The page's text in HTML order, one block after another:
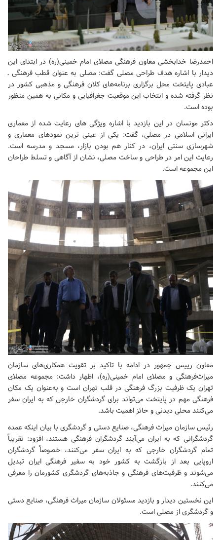
احمدرضا خدابخشی معاون فرهنگی مصلای امام خمینی(ره) در ابتدای این
دیدار با اشاره هدف طراحی مصلی گفت: مصلی به عنوان قطب فرهنگی ـ
عبادی پایتخت محل برگزاری برنامه‌های کلان فرهنگی و مذهبی کشور در
نظر گرفته شده و انتخاب این موقعیت جغرافیایی و مکانی به همین منظور
بوده است.
دکتر مونسان در این بازدید با اشاره ویژگی های رعایت شده از معماری
ایرانی اسلامی در مصلی، گفت: یکی از عینی ترین نمودهای معماری و
شهرسازی سنتی ایران، در کنار هم بودن بازار، مسجد و مدرسه است.
رعایت این امر در طراحی و ساخت مصلی، نشان از آگاهی و تسلط طراحان
این مجموعه است.
معاون رییس جمهور در ادامه با تاکید بر تقویت همکاری‌های سازمان
میراث‌فرهنگی و مصلای امام خمینی(ره)، اظهار داشت: مجموعه مصلای
تهران یک ظرفیت بزرگ فرهنگی در قلب تهران است و به‌عنوان یک مکان
فرهنگی مهم در پایتخت می‌تواند برای گردشگران خارجی که به ایران سفر
می‌کنند محلی دیدنی و حائز اهمیت باشد.
رئیس سازمان میراث فرهنگی، صنایع دستی و گردشگری با بیان اینکه عمده
گردشگرانی که به ایران می‌آیند گردشگران فرهنگی هستند، افزود: تقریباً
تمام گردشگران خارجی که به ایران سفر می‌کنند، خصوصاً گردشگران
اروپایی بعد از بازگشت به کشور خود به سفیر فرهنگی ایران تبدیل
می‌شوند و ظرفیت‌های فرهنگی و جاذبه‌های گردشگری کشورمان را معرفی
می‌کنند.
این نخستین دیدار و بازدید مسئولان سازمان میراث فرهنگی، صنایع دستی
و گردشگری از مصلی است.